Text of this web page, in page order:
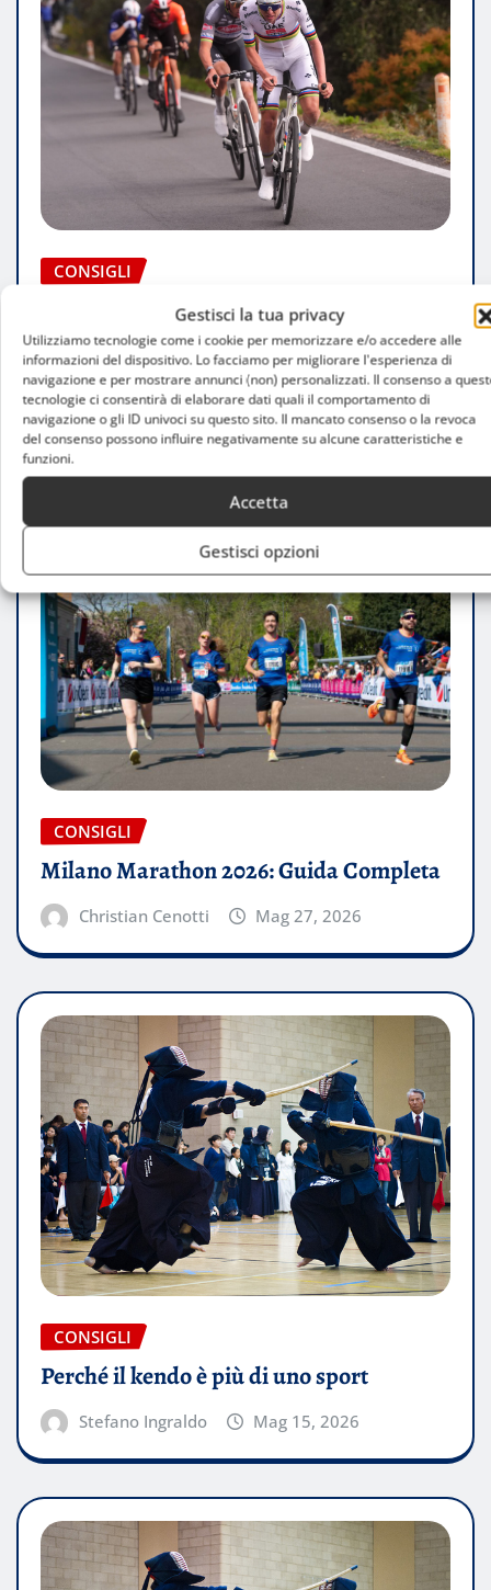
Gestisci la tua privacy
Utilizziamo tecnologie come i cookie per memorizzare e/o accedere alle
informazioni del dispositivo. Lo facciamo per migliorare l'esperienza di
navigazione e per mostrare annunci (non) personalizzati. Il consenso a
tecnologie ci consentirà di elaborare dati quali il comportamento di
navigazione o gli ID univoci su questo sito. Il mancato consenso o la revoca
del consenso possono influire negativamente su alcune caratteristiche e
funzioni.
Accetta
Gestisci opzioni
CONSIGLI
Attività Fisica Completa All’Aperto:
Benefici, Esercizi E Consigli Per
Allenarsi Nella Natura
Christian Cenotti Giu 7, 2026
CONSIGLI
Milano Marathon 2026: Guida Completa
Christian Cenotti Mag 27, 2026
CONSIGLI
Perché il kendo è più di uno sport
Stefano Ingraldo Mag 15, 2026